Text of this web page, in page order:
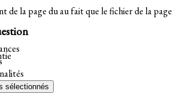
de la page du au fait que le fichier de la page
sélectionnés